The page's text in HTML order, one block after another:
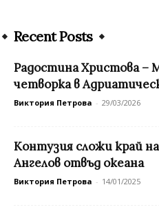
Recent Posts
Радостина Христова –
четворка в
Виктория Петрова - 29/03/2026
Контузия сложи край
Ангелов отвъд океана
Виктория Петрова - 14/01/2025